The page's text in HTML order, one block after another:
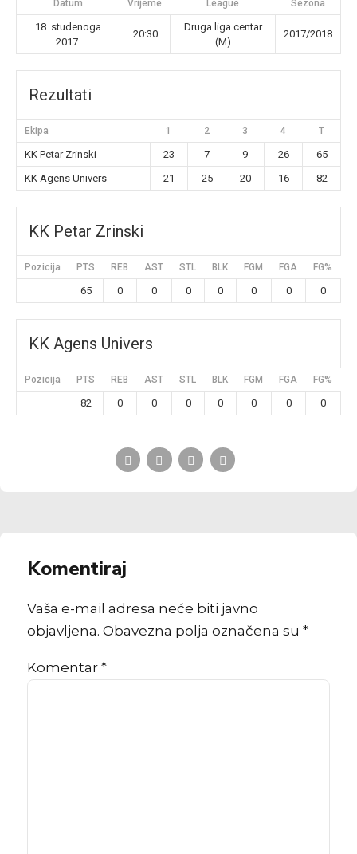
Datum Vrijeme League Sezona
18. studenoga
2017.
20:30
Druga liga centar
(M)
2017/2018
Rezultati
Ekipa 1 2 3 4 T
KK Petar Zrinski 23 7 9 26
65
KK Agens Univers
21 25 20 16 82
KK Petar Zrinski
Pozicija PTS REB AST STL BLK FGM FGA FG%
65 0 0 0 0 0 0 0
KK Agens Univers
Pozicija PTS REB AST STL BLK FGM FGA FG%
82 0 0 0 0 0 0 0
Komentiraj
Vaša e-mail adresa neće biti javno
objavljena. Obavezna polja označena su *
Komentar *